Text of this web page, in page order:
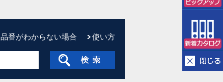
使い方
品番がわからない場合